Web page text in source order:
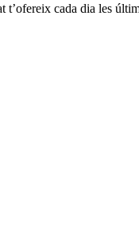
cada dia les